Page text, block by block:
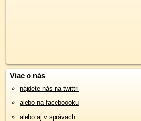
Viac o nás
nájdete nás na twittri
alebo na faceboooku
alebo aj v správach